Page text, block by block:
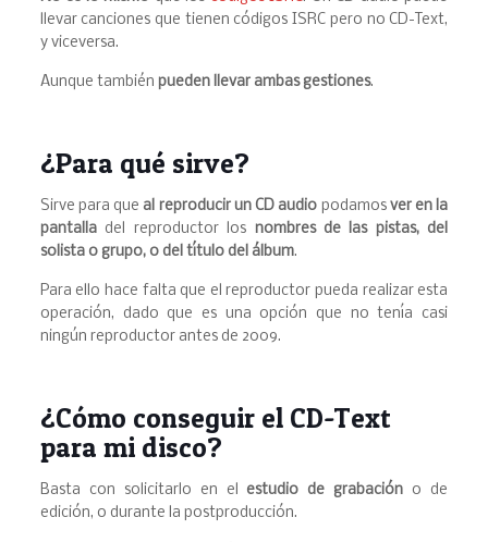
llevar canciones que tienen códigos ISRC pero no CD-Text,
y viceversa.
Aunque también pueden llevar ambas gestiones.
¿Para qué sirve?
Sirve para que al reproducir un CD audio podamos ver en la
pantalladel reproductor los nombres de las pistas, del
solista o grupo, o del título del álbum.
Para ello hace falta que el reproductor pueda realizar esta
operación, dado que es una opción que no tenía casi
ningún reproductor antes de 2009.
¿Cómo conseguir el CD-Text
para mi disco?
Basta con solicitarlo en el estudio de grabación o de
edición, o durante la postproducción.